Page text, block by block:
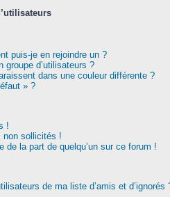
puis-je en rejoindre un ?
groupe d’utilisateurs ?
dans une couleur différente ?
» ?
!
non sollicités !
de la part de quelqu’un sur ce forum !
de ma liste d’amis et d’ignorés